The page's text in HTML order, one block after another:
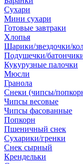
Сухари
Мини сухари
Готовые завтраки
Хлопья
Шарики/звездочки/
Подушечки/
Кукурузные палочки
Мюсли
Гранола
Снеки (чипсы/
Чипсы весовые
Чипсы фасованные
Попкорн
Пшеничный снек
Сухарики/гренки
Снек сырный
Крендельки